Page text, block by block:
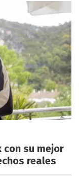
con su mejor
reales